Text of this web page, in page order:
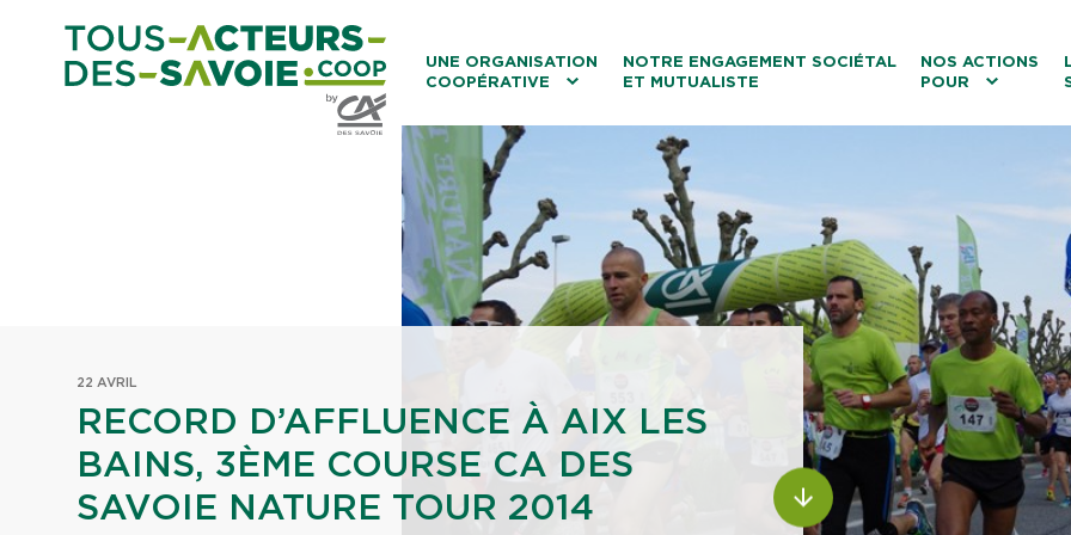
UNE ORGANISATION
COOPÉRATIVE
Caisses Locales
NOTRE ENGAGEMENT SOCIÉTAL
ET MUTUALISTE
NOS ACTIONS
POUR
La biodiversité
Les associations
22 AVRIL
RECORD D’AFFLUENCE À AIX LES
BAINS, 3ÈME COURSE CA DES
SAVOIE NATURE TOUR 2014